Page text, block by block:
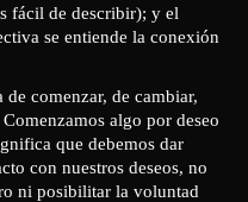
fácil de describir); y el
se entiende la conexión
comenzar, de cambiar,
algo por deseo
que debemos dar
con nuestros deseos, no
ni posibilitar la voluntad